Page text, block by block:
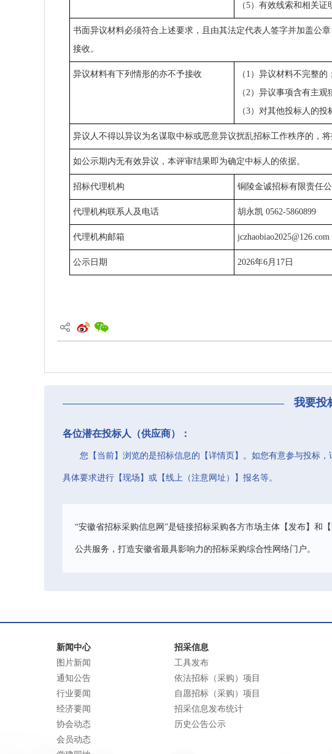
（5）有效线索和相关证
书面异议材料必须符合上述要求，且由其法定代表人签字并加盖公
接收。
异议材料有下列情形的亦不予接收
（1）异议材料不完整的；
（2）异议事项含有主
（3）对其他投标人的
异议人不得以异议为名谋取中标或恶意异议扰乱招标工作秩序的，将
如公示期内无有效异议，本评审结果即为确定中标人的依据。
招标代理机构 铜陵金诚招标有限责任公
代理机构联系人及电话 胡永凯 0562-5860899
代理机构邮箱 jczhaobiao2025@126.com
公示日期 2026年6月17日
我要投
各位潜在投标人（供应商）：
您【当前】浏览的是招标信息的【详情页】。如您有意参与投标
具体要求进行【现场】或【线上（注意网址）】报名等。
“安徽省招标采购信息网”是链接招标采购各方市场主体【发布】和
公共服务，打造安徽省最具影响力的招标采购综合性网络门户。
新闻中心
图片新闻
通知公告
行业要闻
经济要闻
协会动态
会员动态
招采信息
工具发布
依法招标（采购）项目
自愿招标（采购）项目
招采信息发布统计
历史公告公示